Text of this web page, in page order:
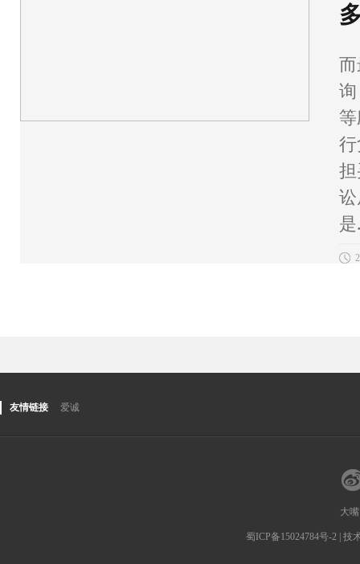
友情链接 爱诚
大
蜀ICP备15024784号-2 | 技